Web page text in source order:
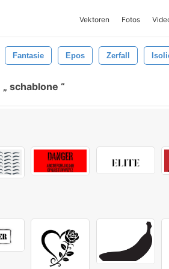
Vektoren Fotos
Fantasie Epos Zerfall
schablone